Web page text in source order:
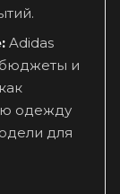
Adidas
бюджеты и
одежду
для